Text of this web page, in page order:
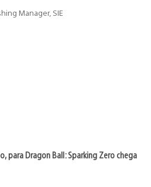
Manager, SIE
para Dragon Ball: Sparking Zero chega